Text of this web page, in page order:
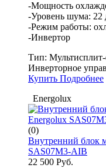
-Мощность
-Уровень шума: 22
-Режим работы:
-Инвертор
Тип: Мультисплит-
Инверторное
Купить Подробнее
Energolux
(0)
Внутренний блок
SAS07M3-AIB
22 500 Руб.